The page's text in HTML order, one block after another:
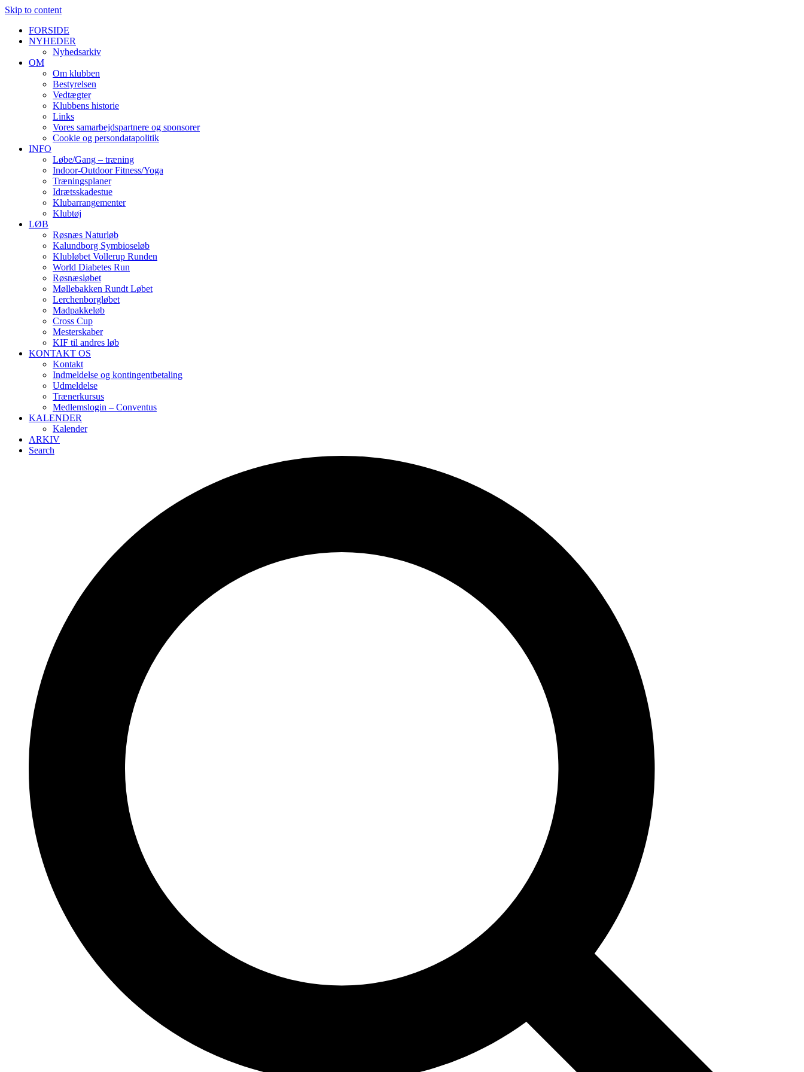
Skip to content
FORSIDE
NYHEDER
Nyhedsarkiv
OM
Om klubben
Bestyrelsen
Vedtægter
Klubbens historie
Links
Vores samarbejdspartnere og sponsorer
Cookie og persondatapolitik
INFO
Løbe/Gang – træning
Indoor-Outdoor Fitness/Yoga
Træningsplaner
Idrætsskadestue
Klubarrangementer
Klubtøj
LØB
Røsnæs Naturløb
Kalundborg Symbioseløb
Klubløbet Vollerup Runden
World Diabetes Run
Røsnæsløbet
Møllebakken Rundt Løbet
Lerchenborgløbet
Madpakkeløb
Cross Cup
Mesterskaber
KIF til andres løb
KONTAKT OS
Kontakt
Indmeldelse og kontingentbetaling
Udmeldelse
Trænerkursus
Medlemslogin – Conventus
KALENDER
Kalender
ARKIV
Search